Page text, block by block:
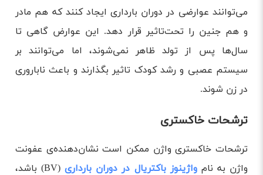
می‌توانند عوارضی در دوران بارداری ایجاد کنند که هم مادر
و هم جنین را تحت‌تاثیر قرار دهد. این عوارض گاهی تا
سال‌ها پس از تولد ظاهر نمی‌شوند، اما می‌توانند بر
سیستم عصبی و رشد کودک تاثیر بگذارند و باعث ناباروری
در زن شوند.
ترشحات خاکستری
ترشحات خاکستری واژن ممکن است نشان‌دهنده‌ی عفونت
واژن به نامواژینوز باکتریال در دوران بارداری (BV) باشد،